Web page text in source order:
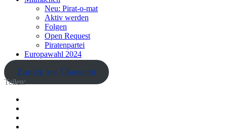
Neu: Pirat-o-mat
Aktiv werden
Folgen
Open Request
Piratenpartei
Europawahl 2024
Zurück zur Übersicht
Teilen: